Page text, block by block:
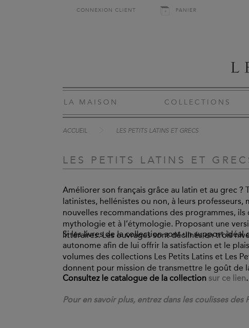
CONNEXION CLIENT PANIER
LA MAISON COLLECTIONS
ACCUEIL LES PETITS LATINS ET GRECS
LES PETITS LATINS ET
Améliorer son français grâce au latin et au grec ?
latinistes, hellénistes ou non, à leurs professeurs,
nouvelles recommandations des programmes,
mythologie et à l’étymologie. Proposant une
littéraires. Les ouvrages sont déclinés en trois
Si les livres de la collection sont un support idéal
autonome afin de lui offrir la satisfaction et le
volumes des collections Les Petits Latins et Les
donnent pour mission de transmettre le goût de
Consultez le catalogue de la collection sur ce lien.
Pour en savoir plus, entrez dans les coulisses